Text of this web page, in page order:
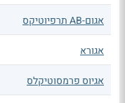
אגום-AB תרפיוטיקס
אגורא
אגיוס פרמסוטיקלס